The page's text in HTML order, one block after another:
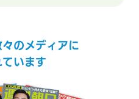
のメディアに
います